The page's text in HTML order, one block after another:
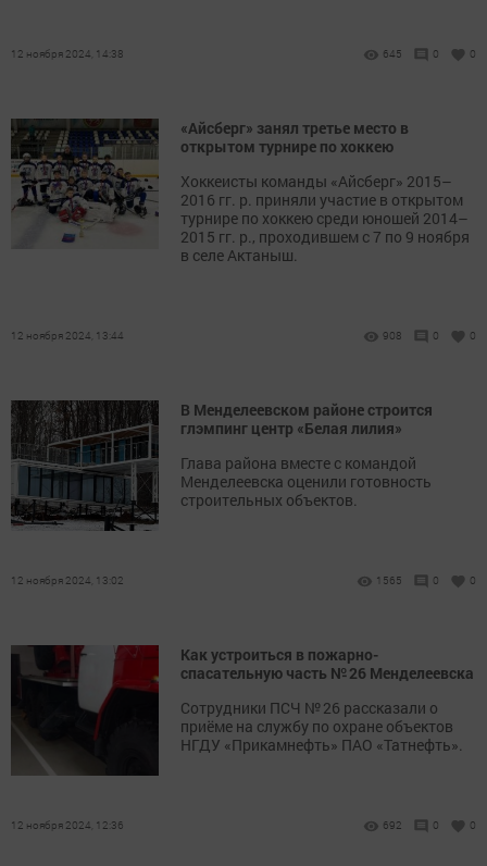
12 ноября 2024, 14:38 645 0 0
«Айсберг» занял третье место в
открытом турнире по хоккею
Хоккеисты команды «Айсберг» 2015–
2016 гг. р. приняли участие в открытом
турнире по хоккею среди юношей 2014–
2015 гг. р., проходившем с 7 по 9 ноября
в селе Актаныш.
12 ноября 2024, 13:44 908 0 0
В Менделеевском районе строится
глэмпинг центр «Белая лилия»
Глава района вместе с командой
Менделеевска оценили готовность
строительных объектов.
12 ноября 2024, 13:02 1565 0 0
Как устроиться в пожарно-
спасательную часть № 26 Менделеевска
Сотрудники ПСЧ № 26 рассказали о
приёме на службу по охране объектов
НГДУ «Прикамнефть» ПАО «Татнефть».
12 ноября 2024, 12:36 692 0 0